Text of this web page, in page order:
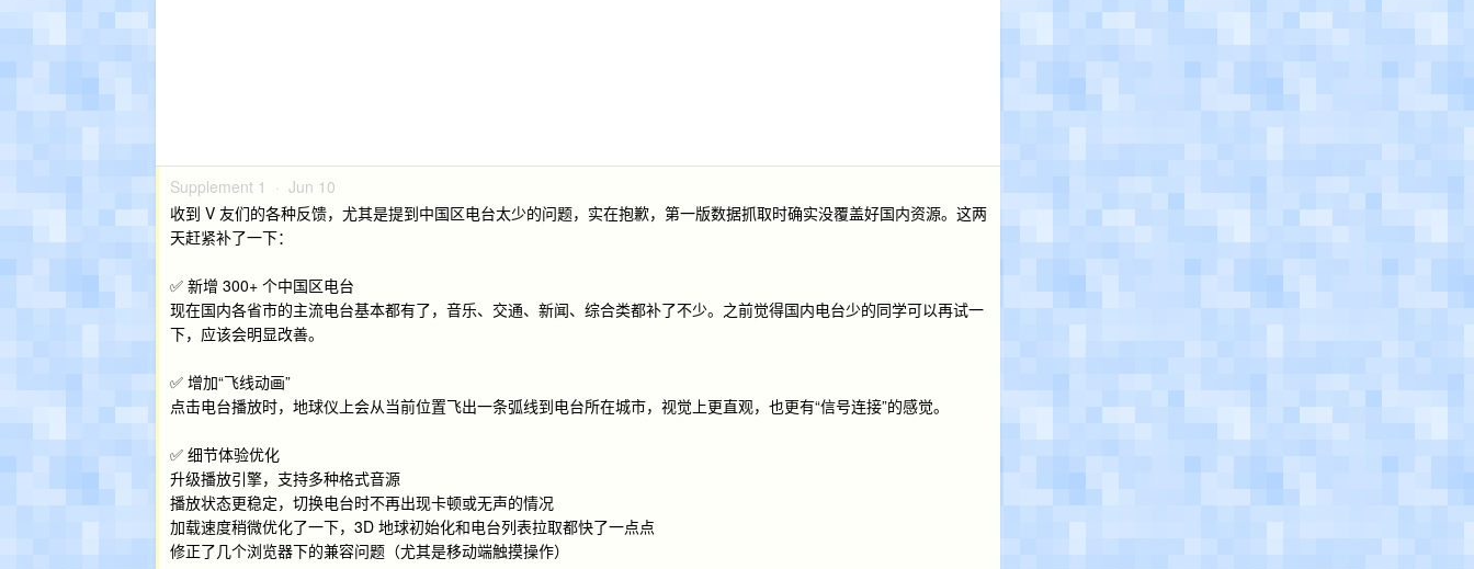
Supplement 1 · Jun 10
收到 V 友们的各种反馈，尤其是提到中国区电台太少的问题，实在抱歉，第一版数据抓取时确实没覆盖好国内资源。这两
天赶紧补了一下：
✅ 新增 300+ 个中国区电台
现在国内各省市的主流电台基本都有了，音乐、交通、新闻、综合类都补了不少。之前觉得国内电台少的同学可以再试一
下，应该会明显改善。
✅ 增加“飞线动画”
点击电台播放时，地球仪上会从当前位置飞出一条弧线到电台所在城市，视觉上更直观，也更有“信号连接”的感觉。
✅ 细节体验优化
升级播放引擎，支持多种格式音源
播放状态更稳定，切换电台时不再出现卡顿或无声的情况
加载速度稍微优化了一下，3D 地球初始化和电台列表拉取都快了一点点
修正了几个浏览器下的兼容问题（尤其是移动端触摸操作）